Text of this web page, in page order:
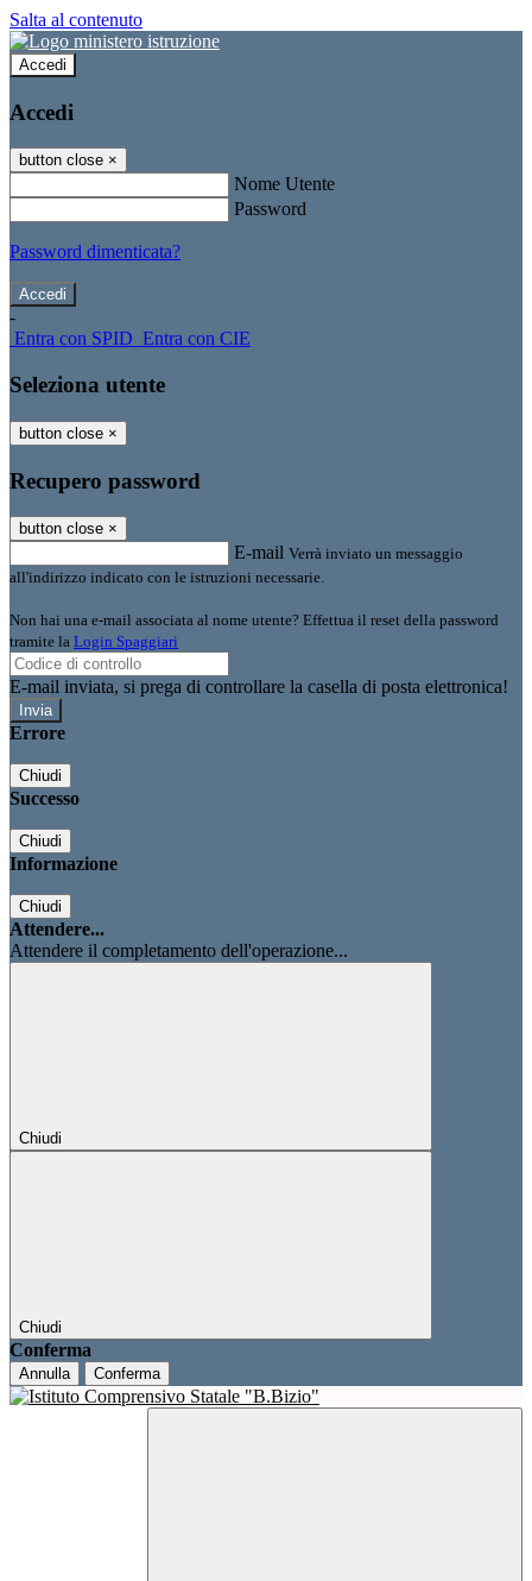
Salta al contenuto
Accedi
Accedi
button close ×
Nome Utente
Password
Password dimenticata?
-
Entra con SPID Entra con CIE
Seleziona utente
button close ×
Recupero password
button close ×
E-mail Verrà inviato un messaggio
all'indirizzo indicato con le istruzioni necessarie.
Non hai una e-mail associata al nome utente? Effettua il reset della password
tramite la Login Spaggiari
E-mail inviata, si prega di controllare la casella di posta elettronica!
Errore
Chiudi
Successo
Chiudi
Informazione
Chiudi
Attendere...
Attendere il completamento dell'operazione...
Chiudi
Chiudi
Conferma
Annulla Conferma